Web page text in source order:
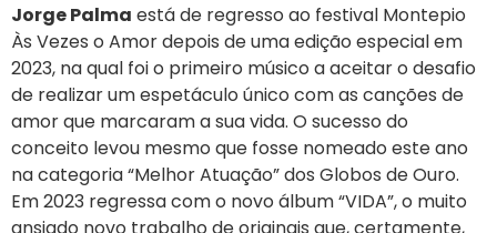
Jorge Palma está de regresso ao festival Montepio
Às Vezes o Amor depois de uma edição especial em
2023, na qual foi o primeiro músico a aceitar o desafio
de realizar um espetáculo único com as canções de
amor que marcaram a sua vida. O sucesso do
conceito levou mesmo que fosse nomeado este ano
na categoria “Melhor Atuação” dos Globos de Ouro.
Em 2023 regressa com o novo álbum “VIDA”, o muito